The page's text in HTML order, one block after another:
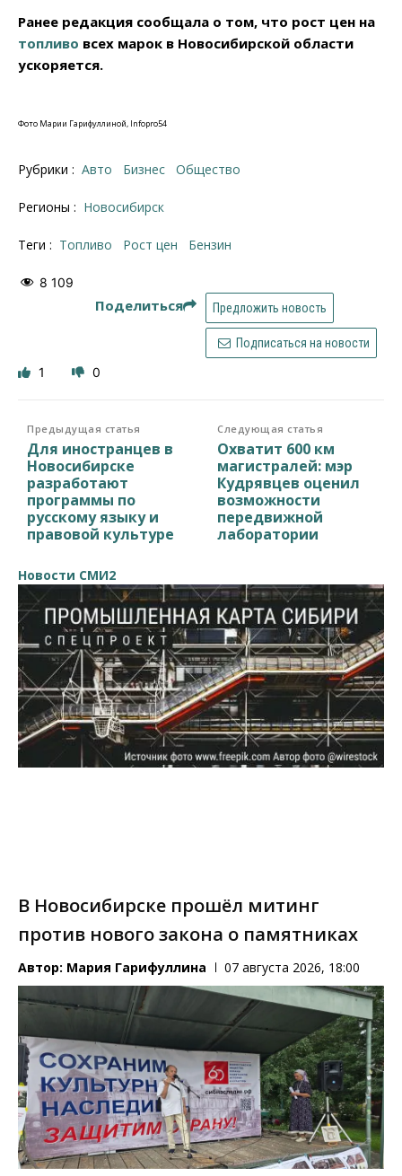
Ранее редакция сообщала о том, что рост цен на
топливо всех марок в Новосибирской области
ускоряется.
Фото Марии Гарифуллиной, Infopro54
Рубрики : Авто Бизнес Общество
Регионы : Новосибирск
Теги : топливо рост цен бензин
8 109
Поделиться Предложить новость
Подписаться на новости
1 0
Предыдущая статья
Для иностранцев в
Новосибирске
разработают
программы по
русскому языку и
правовой культуре
Следующая статья
Охватит 600 км
магистралей: мэр
Кудрявцев оценил
возможности
передвижной
лаборатории
Новости СМИ2
В Новосибирске прошёл митинг
против нового закона о памятниках
Автор: Мария Гарифуллина 07 августа 2026, 18:00